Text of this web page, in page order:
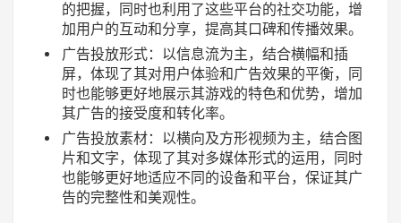
的把握，同时也利用了这些平台的社交功能，增
加用户的互动和分享，提高其口碑和传播效果。
广告投放形式：以信息流为主，结合横幅和插
屏，体现了其对用户体验和广告效果的平衡，同
时也能够更好地展示其游戏的特色和优势，增加
其广告的接受度和转化率。
广告投放素材：以横向及方形视频为主，结合图
片和文字，体现了其对多媒体形式的运用，同时
也能够更好地适应不同的设备和平台，保证其广
告的完整性和美观性。